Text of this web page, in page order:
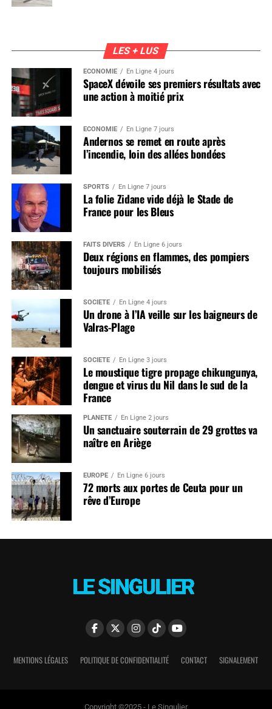
LES + LUS
ÉCONOMIE En Ligne 4 jours
SpaceX dévoile ses premiers résultats avec
une action à moitié prix
ÉCONOMIE En Ligne 7 jours
Andernos se remet en route après
l’incendie, loin des allées bondées
SPORTS En Ligne 7 jours
La folie Zidane vide déjà le Stade de
France pour les Bleus
FAITS DIVERS En Ligne 6 jours
Deux régions en flammes, des pompiers
toujours mobilisés
SOCIÉTÉ En Ligne 4 jours
Un drone à l’IA veille sur les baigneurs de
Valras-Plage
SOCIÉTÉ En Ligne 3 jours
Le moustique tigre propage chikungunya,
dengue et virus du Nil dans le sud de la
France
PLANÈTE En Ligne 2 jours
Un sanctuaire souterrain de 29 grottes va
naître en Ariège
EUROPE En Ligne 6 jours
72 morts aux portes de Ceuta pour un
rêve d’Europe
MENTIONS LÉGALES POLITIQUE DE CONFIDENTIALITÉ CONTACT SIGNALEMENT
Copyright ©2025 - Le Singulier